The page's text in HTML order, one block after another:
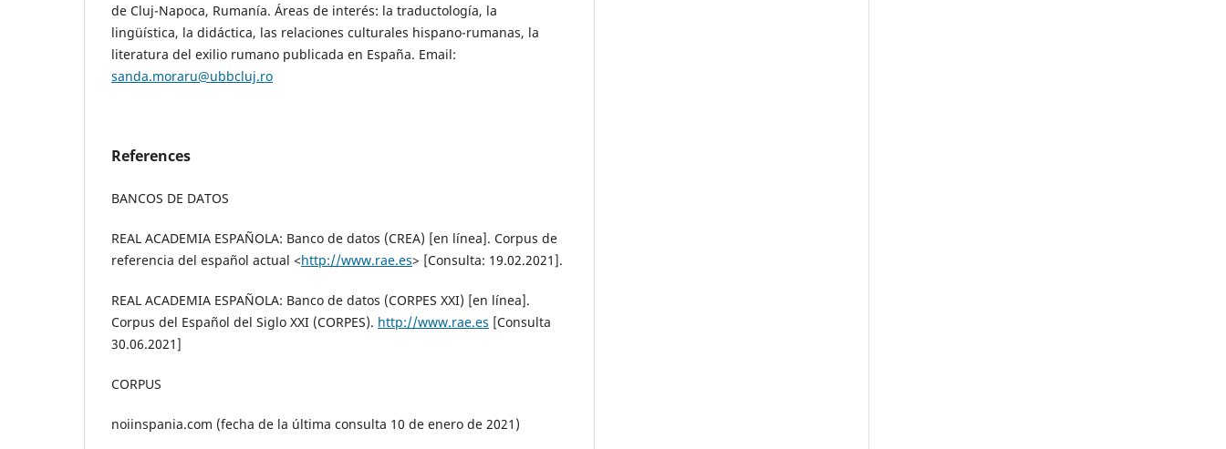
de Cluj-Napoca, Rumanía. Áreas de interés: la traductología, la
lingüística, la didáctica, las relaciones culturales hispano-rumanas, la
literatura del exilio rumano publicada en España. Email:
sanda.moraru@ubbcluj.ro
References
BANCOS DE DATOS
REAL ACADEMIA ESPAÑOLA: Banco de datos (CREA) [en línea]. Corpus de
referencia del español actual <http://www.rae.es> [Consulta: 19.02.2021].
REAL ACADEMIA ESPAÑOLA: Banco de datos (CORPES XXI) [en línea].
Corpus del Español del Siglo XXI (CORPES). http://www.rae.es [Consulta
30.06.2021]
CORPUS
noiinspania.com (fecha de la última consulta 10 de enero de 2021)